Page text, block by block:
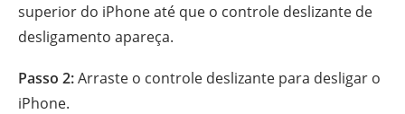
superior do iPhone até que o controle deslizante de
desligamento apareça.
Passo 2:Arraste o controle deslizante para desligar o
iPhone.